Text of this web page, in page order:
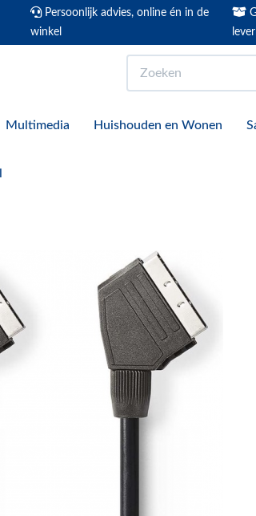
Persoonlijk advies, online én in de
winkel
Multimedia Huishouden en Wonen